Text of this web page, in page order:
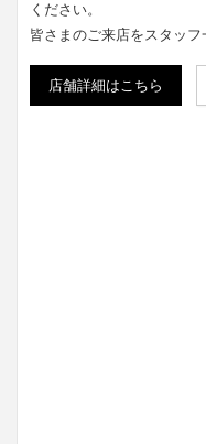
ください。
皆さまのご来店をスタッフ
店舗詳細はこちら